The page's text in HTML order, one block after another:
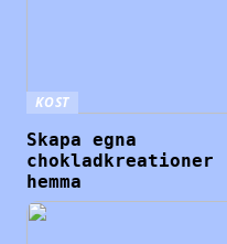
KOST
Skapa egna
chokladkreationer
hemma